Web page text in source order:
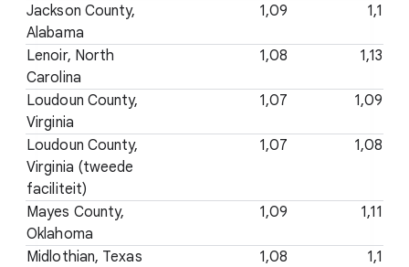
Jackson County,
Alabama
1,09 1,1
Lenoir, North
Carolina
1,08 1,13
Loudoun County,
Virginia
1,07 1,09
Loudoun County,
Virginia (tweede
faciliteit)
1,07 1,08
Mayes County,
Oklahoma
1,09 1,11
Midlothian, Texas 1,08
1,1